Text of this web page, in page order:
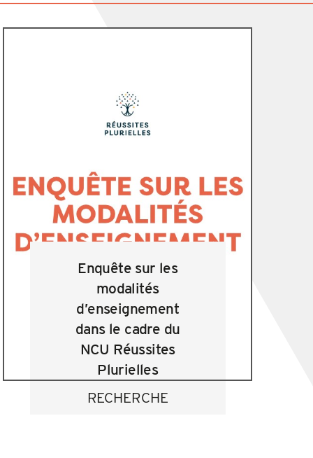
Enquête sur les
modalités
d’enseignement
dans le cadre du
NCU Réussites
Plurielles
RECHERCHE